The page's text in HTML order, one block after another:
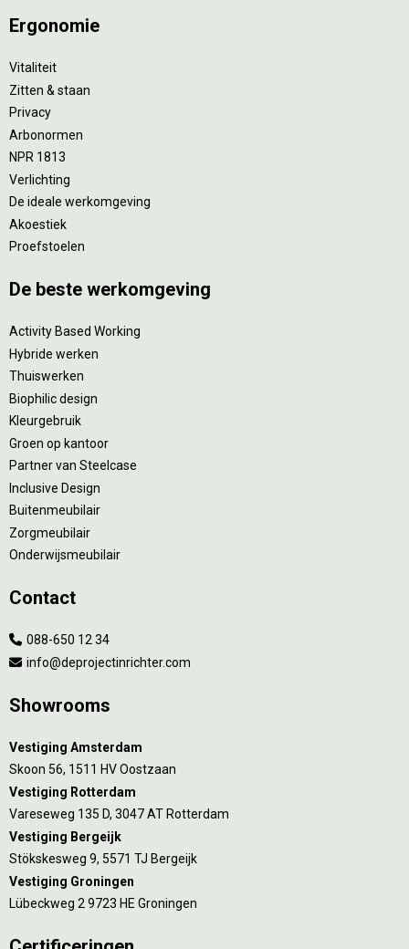
Ergonomie
Vitaliteit
Zitten & staan
Privacy
Arbonormen
NPR 1813
Verlichting
De ideale werkomgeving
Akoestiek
Proefstoelen
De beste werkomgeving
Activity Based Working
Hybride werken
Thuiswerken
Biophilic design
Kleurgebruik
Groen op kantoor
Partner van Steelcase
Inclusive Design
Buitenmeubilair
Zorgmeubilair
Onderwijsmeubilair
Contact
088-650 12 34
info@deprojectinrichter.com
Showrooms
Vestiging Amsterdam
Skoon 56, 1511 HV Oostzaan
Vestiging Rotterdam
Vareseweg 135 D, 3047 AT Rotterdam
Vestiging Bergeijk
Stökskesweg 9, 5571 TJ Bergeijk
Vestiging Groningen
Lübeckweg 2 9723 HE Groningen